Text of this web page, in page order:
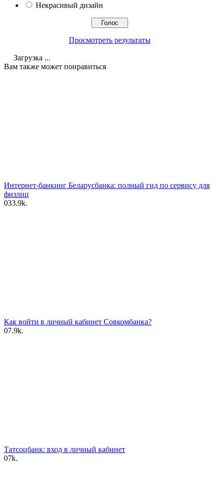
Некрасивый дизайн
Просмотреть результаты
Загрузка ...
Вам также может понравиться
Интернет-банкинг Беларусбанка: полный гид по сервису для
физлиц
033.9k.
Как войти в личный кабинет Совкомбанка?
07.9k.
Татсоцбанк: вход в личный кабинет
07k.